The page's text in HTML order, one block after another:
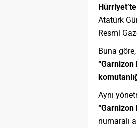
Atatürk
Resmi
Buna
“Garnizon
Aynı
“Garnizon
numaralı